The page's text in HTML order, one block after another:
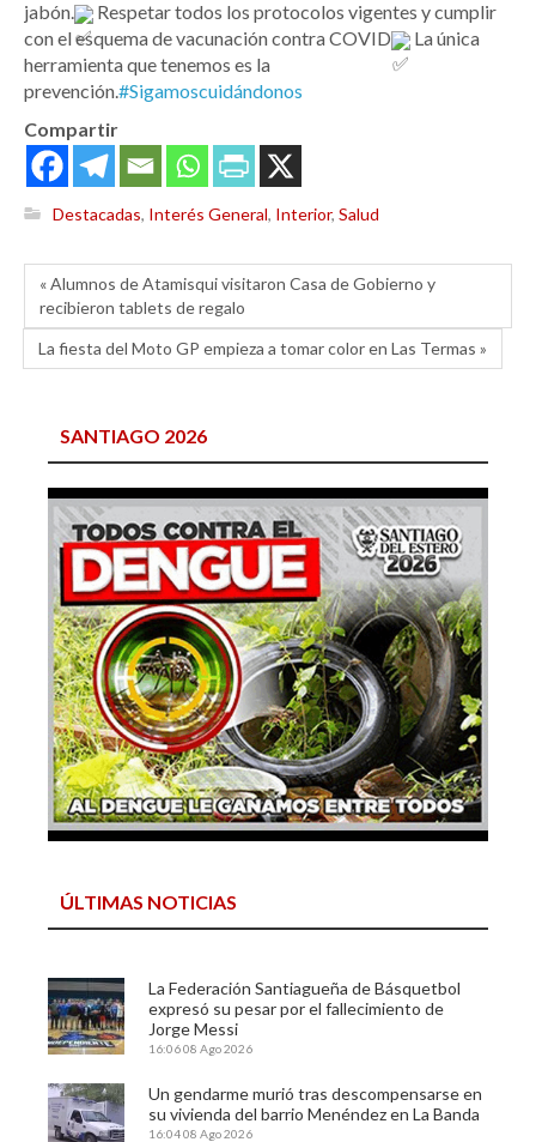
jabón.
Respetar todos los protocolos vigentes y cumplir
con el esquema de vacunación contra COVID
La única
herramienta que tenemos es la
prevención.#Sigamoscuidándonos
Compartir
Destacadas, Interés General, Interior, Salud
« Alumnos de Atamisqui visitaron Casa de Gobierno y
recibieron tablets de regalo
La fiesta del Moto GP empieza a tomar color en Las Termas »
SANTIAGO 2026
ÚLTIMAS NOTICIAS
La Federación Santiagueña de Básquetbol
expresó su pesar por el fallecimiento de
Jorge Messi
16:0608 Ago 2026
Un gendarme murió tras descompensarse en
su vivienda del barrio Menéndez en La Banda
16:0408 Ago 2026